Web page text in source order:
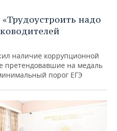
надо
наличие коррупционной
претендовавшие на медаль
порог ЕГЭ